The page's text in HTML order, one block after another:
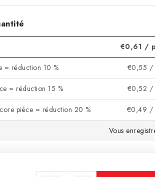
€0,61 /
= réduction 10 % €0,55 /
= réduction 15 % €0,52 /
pièce = réduction 20 % €0,49 /
Vous